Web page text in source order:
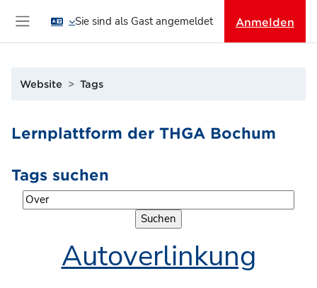
Sie sind als Gast angemeldet Anmelden
Website Tags
Lernplattform der THGA Bochum
Tags suchen
Tags suchen
Autoverlinkung